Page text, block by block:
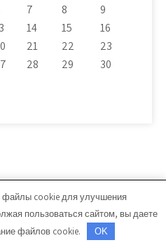
7 8
9
14 15
16
21 22
23
28 29
30
на WordPress
Themes
файлы cookie для улучшения
пользоваться сайтом, вы даете
файлов cookie.
OK